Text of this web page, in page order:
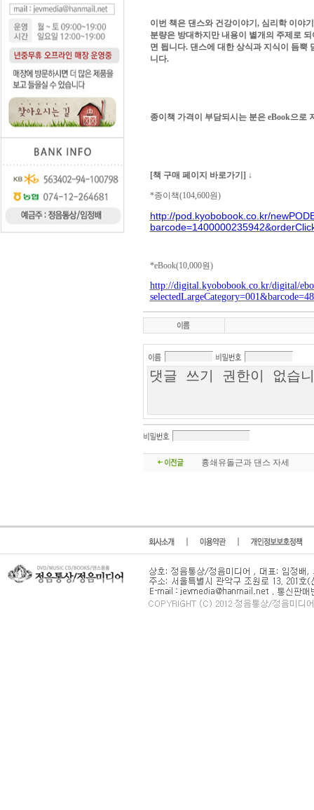
이번 책은 댄스와 건강이야기, 심리학 이야
분량은 방대하지만 내용이 별개의 주제로
면 됩니다. 댄스에 대한 상식과 지식이 듬뿍
니다.
종이책 가격이 부담되시는 분은 eBook으로
[책 구매 페이지 바로가기] ↓
*종이책(104,600원)
http://pod.kyobobook.co.kr/
*eBook(10,000원)
http://digital.kyobobook.co.kr/digital/
흉쇄유돌근과 댄스 자세